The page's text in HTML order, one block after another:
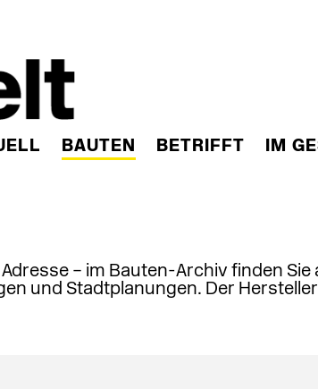
BAUTEN BETRIFFT IM
– im Bauten-Archiv finden
und Stadtplanungen. Der